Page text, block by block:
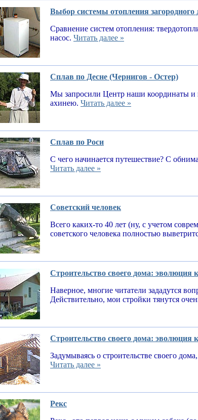
Выбор системы отопления загородного
Сравнение систем отопления:
насос. Читать далее »
Сплав по Десне (Чернигов - Остер)
Мы запросили Центр наши координаты и
ахинею. Читать далее »
Сплав по Роси
С чего начинается путешествие? С
Читать далее »
Советский человек
Всего каких-то 40 лет (ну, с учетом
советского человека полностью
Строительство своего дома: эволюция
Наверное, многие читатели зададутся
Действительно, мои стройки тянутся
Строительство своего дома: эволюция
Задумываясь о строительстве своего
Читать далее »
Рекс